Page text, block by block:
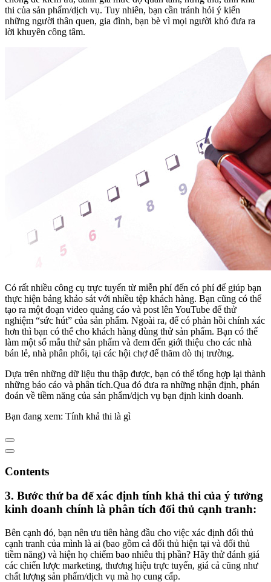
thi của sản phẩm/dịch vụ. Tuy nhiên, bạn cần tránh hỏi ý kiến
những người thân quen, gia đình, bạn bè vì mọi người khó đưa ra
lời khuyên công tâm.
Có rất nhiều công cụ trực tuyến từ miễn phí đến có phí để giúp bạn
thực hiện bảng khảo sát với nhiều tệp khách hàng. Bạn cũng có thể
tạo ra một đoạn video quảng cáo và post lên YouTube để thử
nghiệm “sức hút” của sản phẩm. Ngoài ra, để có phản hồi chính xác
hơn thì bạn có thể cho khách hàng dùng thử sản phẩm. Bạn có thể
làm một số mẫu thử sản phẩm và đem đến giới thiệu cho các nhà
bán lẻ, nhà phân phối, tại các hội chợ để thăm dò thị trường.
Dựa trên những dữ liệu thu thập được, bạn có thể tổng hợp lại thành
những báo cáo và phân tích.Qua đó đưa ra những nhận định, phán
đoán về tiềm năng của sản phẩm/dịch vụ bạn định kinh doanh.
Bạn đang xem: Tính khả thi là gì
Contents
3. Bước thứ ba để xác định tính khả thi của ý tưởng
kinh doanh chính là phân tích đối thủ cạnh tranh:
Bên cạnh đó, bạn nên ưu tiên hàng đầu cho việc xác định đối thủ
cạnh tranh của mình là ai (bao gồm cả đối thủ hiện tại và đối thủ
tiềm năng) và hiện họ chiếm bao nhiêu thị phần? Hãy thử đánh giá
các chiến lược marketing, thương hiệu trực tuyến, giá cả cũng như
chất lượng sản phẩm/dịch vụ mà họ cung cấp.